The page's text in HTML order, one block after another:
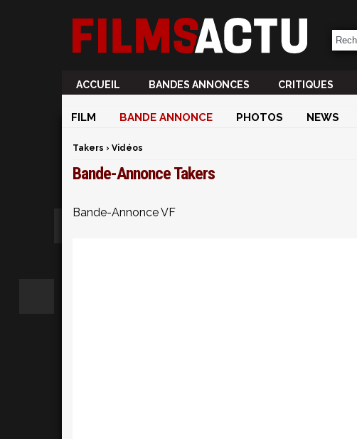
ACCUEIL BANDES ANNONCES CRITIQUES
FILM BANDE ANNONCE PHOTOS NEWS
Takers › Vidéos
Bande-Annonce Takers
Bande-Annonce VF